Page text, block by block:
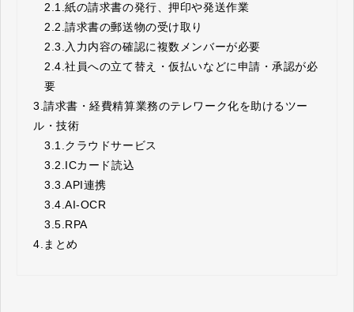
2.1.紙の請求書の発行、押印や発送作業
2.2.請求書の郵送物の受け取り
2.3.入力内容の確認に複数メンバーが必要
2.4.社員への立て替え・仮払いなどに申請・承認が必
要
3.請求書・経費精算業務のテレワーク化を助けるツー
ル・技術
3.1.クラウドサービス
3.2.ICカード読込
3.3.API連携
3.4.AI-OCR
3.5.RPA
4.まとめ